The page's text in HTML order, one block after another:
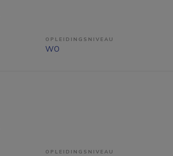
OPLEIDINGSNIVEAU
WO
OPLEIDINGSNIVEAU